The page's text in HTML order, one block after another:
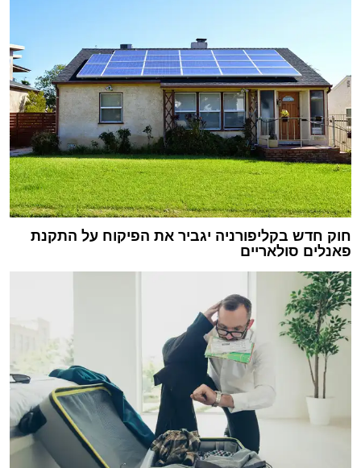
חוק חדש בקליפורניה יגביר את הפיקוח על התקנת
פאנלים סולאריים